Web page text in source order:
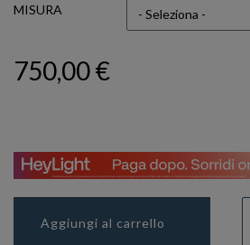
MISURA
750,00 €
Aggiungi al carrello